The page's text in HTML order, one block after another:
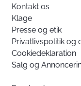
Kontakt os
Klage
Presse og etik
Privatlivspolitik og
Cookiedeklaration
Salg og